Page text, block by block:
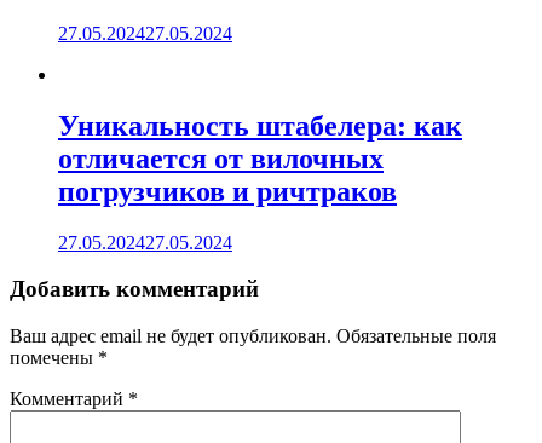
27.05.202427.05.2024
Уникальность штабелера: как
отличается от вилочных
погрузчиков и ричтраков
27.05.202427.05.2024
Добавить комментарий
Ваш адрес email не будет опубликован. Обязательные поля
помечены *
Комментарий *